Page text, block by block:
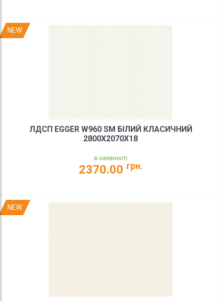
NEW
ЛДСП EGGER W960 SM БІЛИЙ КЛАСИЧНИЙ
2800X2070X18
в наявності
2370.00 грн.
NEW